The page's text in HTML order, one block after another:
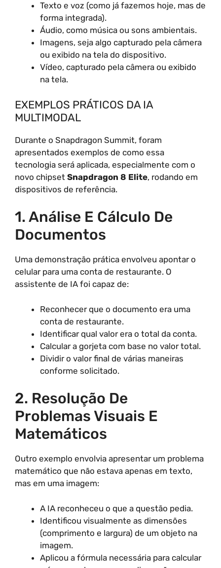
Texto e voz (como já fazemos hoje, mas de
forma integrada).
Áudio, como música ou sons ambientais.
Imagens, seja algo capturado pela câmera
ou exibido na tela do dispositivo.
Vídeo, capturado pela câmera ou exibido
na tela.
EXEMPLOS PRÁTICOS DA IA
MULTIMODAL
Durante o Snapdragon Summit, foram
apresentados exemplos de como essa
tecnologia será aplicada, especialmente com o
novo chipset Snapdragon 8 Elite, rodando em
dispositivos de referência.
1. Análise E Cálculo De
Documentos
Uma demonstração prática envolveu apontar o
celular para uma conta de restaurante. O
assistente de IA foi capaz de:
Reconhecer que o documento era uma
conta de restaurante.
Identificar qual valor era o total da conta.
Calcular a gorjeta com base no valor total.
Dividir o valor final de várias maneiras
conforme solicitado.
2. Resolução De
Problemas Visuais E
Matemáticos
Outro exemplo envolvia apresentar um problema
matemático que não estava apenas em texto,
mas em uma imagem:
A IA reconheceu o que a questão pedia.
Identificou visualmente as dimensões
(comprimento e largura) de um objeto na
imagem.
Aplicou a fórmula necessária para calcular